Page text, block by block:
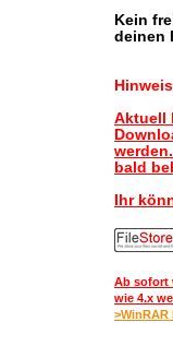
Kein
deinen
Aktuell
bald
Ihr
Ab sofort
wie 4.x
>WinRAR